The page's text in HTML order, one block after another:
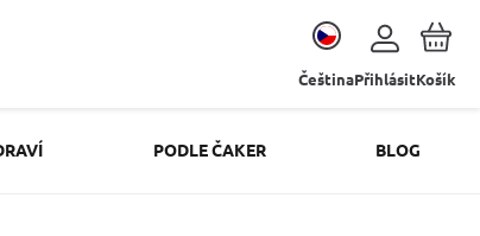
ČeštinaPřihlásitKošík
PODLE ČAKER BLOG